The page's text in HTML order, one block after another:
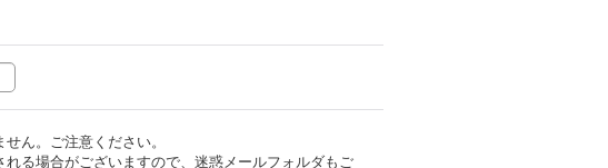
ん。ご注意ください。
る場合がございますので、迷惑メールフォルダもご